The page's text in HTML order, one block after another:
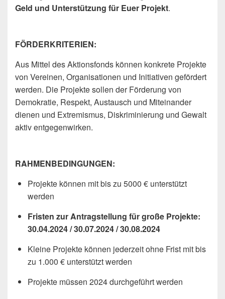
Geld und Unterstützung für Euer Projekt.
FÖRDERKRITERIEN:
Aus Mittel des Aktionsfonds können konkrete Projekte
von Vereinen, Organisationen und Initiativen gefördert
werden. Die Projekte sollen der Förderung von
Demokratie, Respekt, Austausch und Miteinander
dienen und Extremismus, Diskriminierung und Gewalt
aktiv entgegenwirken.
RAHMENBEDINGUNGEN:
Projekte können mit bis zu 5000 € unterstützt
werden
Fristen zur Antragstellung für große Projekte:
30.04.2024 / 30.07.2024 / 30.08.2024
Kleine Projekte können jederzeit ohne Frist mit bis
zu 1.000 € unterstützt werden
Projekte müssen 2024 durchgeführt werden